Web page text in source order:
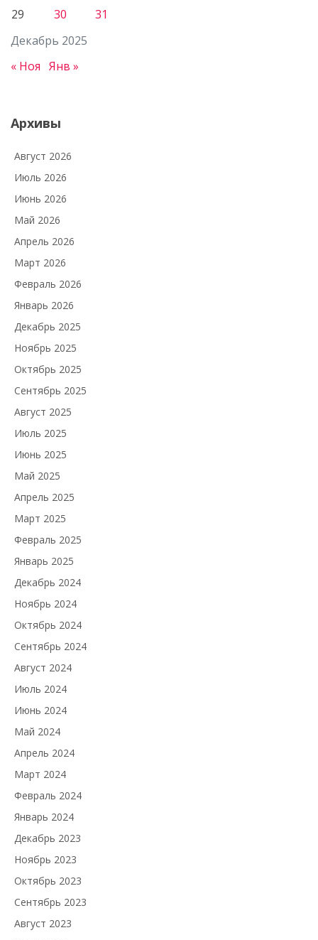
Декабрь 2025
29
30 31
« Ноя Янв »
Архивы
Август 2026
Июль 2026
Июнь 2026
Май 2026
Апрель 2026
Март 2026
Февраль 2026
Январь 2026
Декабрь 2025
Ноябрь 2025
Октябрь 2025
Сентябрь 2025
Август 2025
Июль 2025
Июнь 2025
Май 2025
Апрель 2025
Март 2025
Февраль 2025
Январь 2025
Декабрь 2024
Ноябрь 2024
Октябрь 2024
Сентябрь 2024
Август 2024
Июль 2024
Июнь 2024
Май 2024
Апрель 2024
Март 2024
Февраль 2024
Январь 2024
Декабрь 2023
Ноябрь 2023
Октябрь 2023
Сентябрь 2023
Август 2023